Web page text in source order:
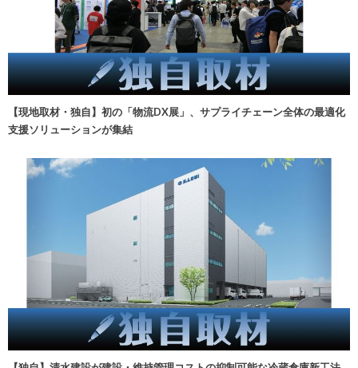
【現地取材・独自】初の「物流DX展」、サプライチェーン全体の最適化
支援ソリューションが集結